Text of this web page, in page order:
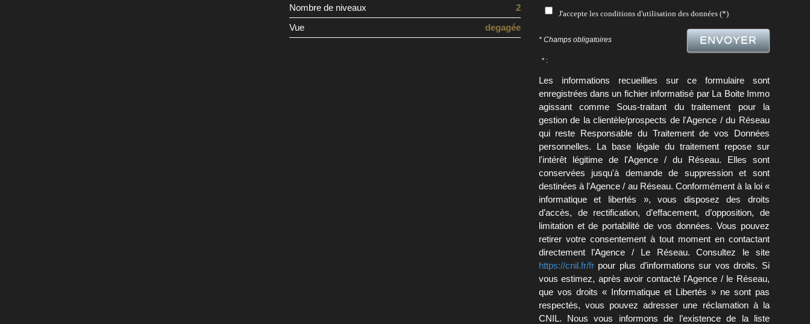
Nombre de niveaux 2
Vue degagée
J'accepte les conditions d'utilisation des données (*)
* Champs obligatoires ENVOYER
* :
Les informations recueillies sur ce formulaire sont
enregistrées dans un fichier informatisé par La Boite Immo
agissant comme Sous-traitant du traitement pour la
gestion de la clientèle/prospects de l'Agence / du Réseau
qui reste Responsable du Traitement de vos Données
personnelles. La base légale du traitement repose sur
l'intérêt légitime de l'Agence / du Réseau. Elles sont
conservées jusqu'à demande de suppression et sont
destinées à l'Agence / au Réseau. Conformément à la loi «
informatique et libertés », vous disposez des droits
d’accès, de rectification, d’effacement, d’opposition, de
limitation et de portabilité de vos données. Vous pouvez
retirer votre consentement à tout moment en contactant
directement l’Agence / Le Réseau. Consultez le site
https://cnil.fr/frpour plus d’informations sur vos droits. Si
vous estimez, après avoir contacté l'Agence / le Réseau,
que vos droits « Informatique et Libertés » ne sont pas
respectés, vous pouvez adresser une réclamation à la
CNIL. Nous vous informons de l’existence de la liste